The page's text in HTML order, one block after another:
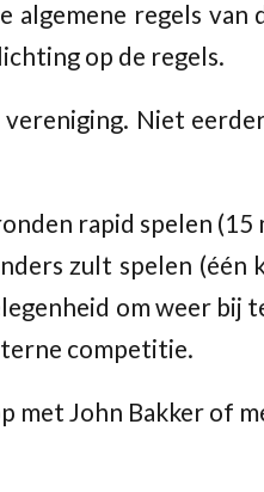
algemene regels van
op de regels.
Niet
rapid spelen
zult spelen (één
om weer bij
competitie.
met John Bakker of